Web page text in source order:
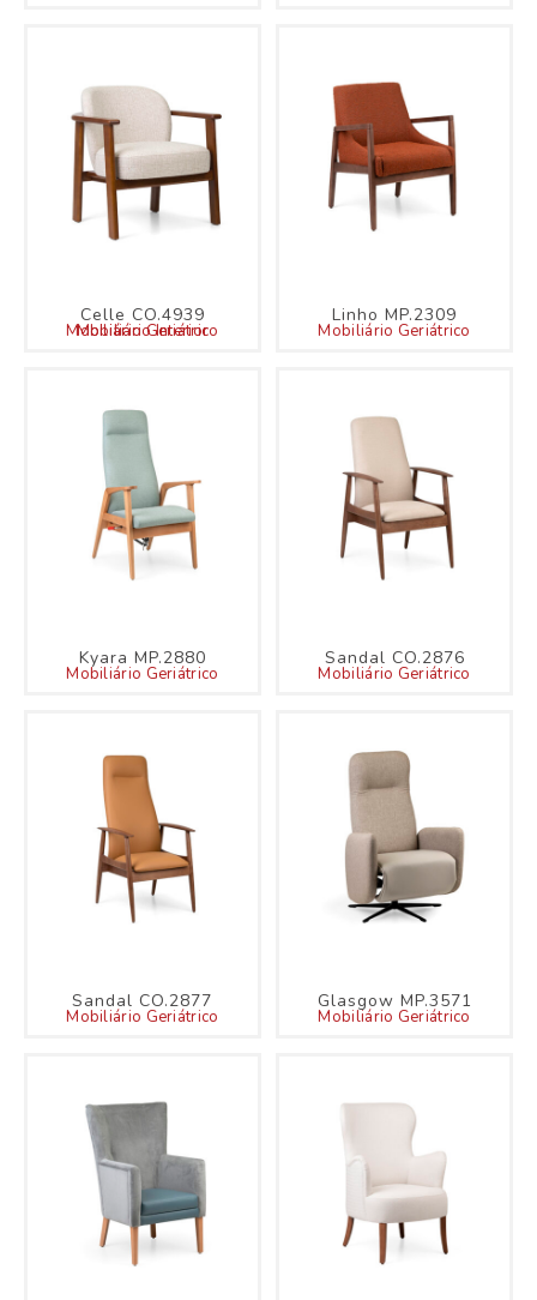
Celle CO.4939
Mobiliário Interior
Mobiliário Geriátrico
Linho MP.2309
Mobiliário Geriátrico
Kyara MP.2880
Mobiliário Geriátrico
Sandal CO.2876
Mobiliário Geriátrico
Sandal CO.2877
Mobiliário Geriátrico
Glasgow MP.3571
Mobiliário Geriátrico